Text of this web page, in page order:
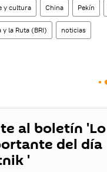
y cultura China Pekín
la Ruta (BRI) noticias
al boletín 'Lo
del día
'